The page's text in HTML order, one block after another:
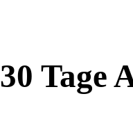
30 Tage